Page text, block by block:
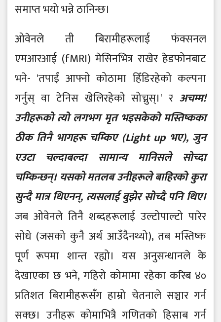
समाप्त भयो भन्ने ठानिन्छ।
ओवेनले ती बिरामीहरूलाई फंक्सनल
एमआरआई (fMRI) मेसिनभित्र राखेर हेडफोनबाट
भने- 'तपाईं आफ्नो कोठामा हिँडिरहेको कल्पना
गर्नुस् वा टेनिस खेलिरहेको सोच्नुस्।' र अचम्म!
उनीहरूको त्यो लगभग मृत भइसकेको मस्तिष्कका
ठीक तिनै भागहरू चम्किए (Light up भए), जुन
एउटा चल्दाबल्दा सामान्य मानिसले सोच्दा
चम्किन्छन्। यसको मतलब उनीहरूले बाहिरको कुरा
सुन्दै मात्र थिएनन्, त्यसलाई बुझेर सोच्दै पनि थिए।
जब ओवेनले तिनै शब्दहरूलाई उल्टोपाल्टो पारेर
सोधे (जसको कुनै अर्थ आउँदैनथ्यो), तब मस्तिष्क
पूर्ण रूपमा शान्त रह्यो। यस अनुसन्धानले के
देखाएका छ भने, गहिरो कोमामा रहेका करिब ४०
प्रतिशत बिरामीहरूसँग हाम्रो चेतनाले सञ्चार गर्न
सक्छ। उनीहरू कोमाभित्रै गणितको हिसाब गर्न